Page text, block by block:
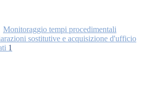
Monitoraggio tempi procedimentali
sostitutive e acquisizione d'ufficio
1